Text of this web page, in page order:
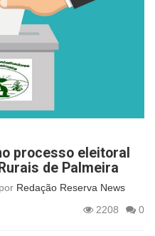
processo eleitoral
de Palmeira
por Redação Reserva News
2208
0